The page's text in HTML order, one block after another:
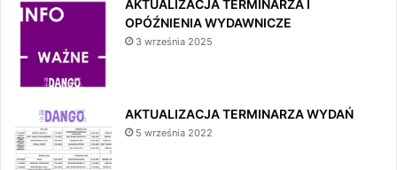
AKTUALIZACJA TERMINARZA I
OPÓŹNIENIA WYDAWNICZE
3 września 2025
AKTUALIZACJA TERMINARZA WYDAŃ
5 września 2022